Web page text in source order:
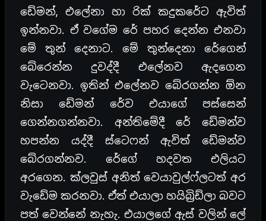
ඩේමන්, එලේනා හා රික් කදුකරේට ඇවිත්
ඉන්නවා. ඒ වගේම රේ පහර දෙන්න එනවා
මේ තුන් දෙනාට. මේ තුන්දෙනා රේගෙන්
බේරෙන්න දුවද්දී එලේනව ඇදගෙන
වැටෙනවා. ඉතින් එලේනව බේරගන්න ඕන
නිසා ඩේමන් රේව එයාගේ පස්සෙන්
ගෙන්නගන්නවා. අන්තිමේදී රේ ඩේමන්ව
හපන්න යද්දී ස්ටෙෆන් ඇවිත් ඩේමන්ව
බේරගන්නව. රේගේ හදවත එලියට
අරගෙන. ක්ලවුස් අනිත් වෙයාවුල්ෆ්ලටත් අර
වැඩේම කරනවා. ඒත් එයාලා හයිබ්‍රිඩ්ලා බවට
පත් වෙන්නේ නැහැ. එයාලගේ ඇස් වලින් ලේ